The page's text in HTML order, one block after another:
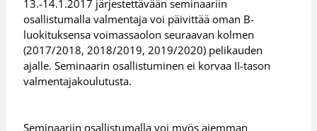
13.-14.1.2017 järjestettävään seminaariin
osallistumalla valmentaja voi päivittää oman B-
luokituksensa voimassaolon seuraavan kolmen
(2017/2018, 2018/2019, 2019/2020) pelikauden
ajalle. Seminaarin osallistuminen ei korvaa II-tason
valmentajakoulutusta.
Seminaariin osallistumalla voi myös aiemman